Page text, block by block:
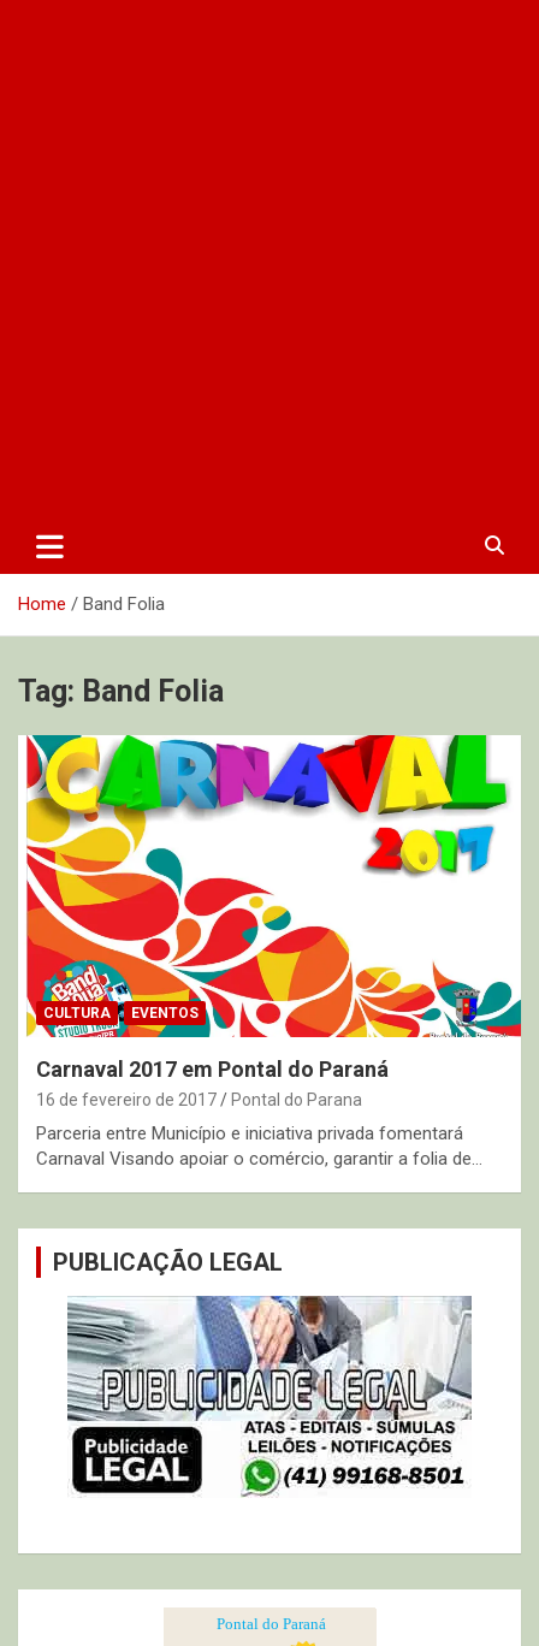
Home Band Folia
Tag: Band Folia
CULTURA EVENTOS
Carnaval 2017 em Pontal do Paraná
16 de fevereiro de 2017 Pontal do Parana
Parceria entre Município e iniciativa privada fomentará
Carnaval Visando apoiar o comércio, garantir a folia de…
PUBLICAÇÃO LEGAL